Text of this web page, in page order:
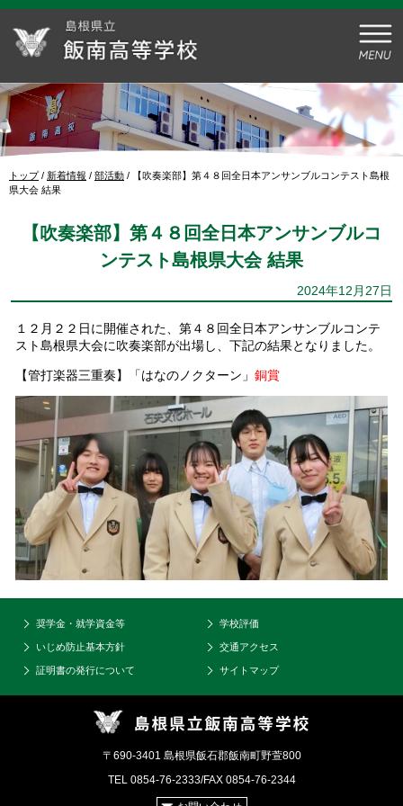
このページの本文へ
現
在
トップ/ 新着情報 / 部活動 /
【吹奏楽部】第４８回全日本アンサンブルコンテスト島根
県大会 結果
【吹奏楽部】第４８回全日本アンサンブルコ
ンテスト島根県大会 結果
2024年12月27日
１２月２２日に開催された、第４８回全日本アンサンブルコンテ
スト島根県大会に吹奏楽部が出場し、下記の結果となりました。
【管打楽器三重奏】「はなのノクターン」 銅賞
奨学金・就学資金等 学校評価
いじめ防止基本方針 交通アクセス
証明書の発行について サイトマップ
〒690-3401 島根県飯石郡飯南町野萱800
TEL 0854-76-2333/FAX 0854-76-2344